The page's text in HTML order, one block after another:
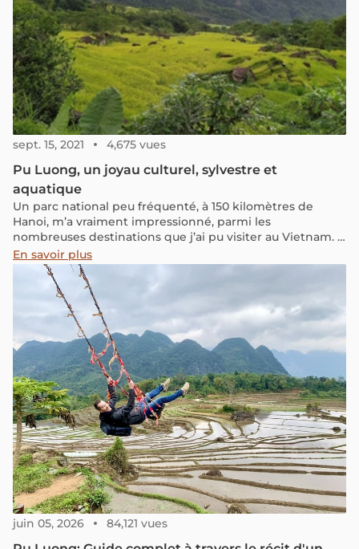
sept. 15, 2021 4,675 vues
Pu Luong, un joyau culturel, sylvestre et
aquatique
Un parc national peu fréquenté, à 150 kilomètres de
Hanoi, m’a vraiment impressionné, parmi les
nombreuses destinations que j’ai pu visiter au Vietnam. Il
s’agit de la réserve naturelle de Pu Luong, constituée de
deux crêtes montagneuses parallèles, séparées par une
vallée très agricole. Elle est joliment décorée – ce n’est
pas une exagération ! – par de splendides champs de riz
et bassins piscicoles irrigués à l’aide de norias.
En savoir plus
juin 05, 2026 84,121 vues